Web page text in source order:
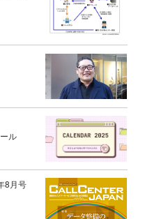
ル
8月号